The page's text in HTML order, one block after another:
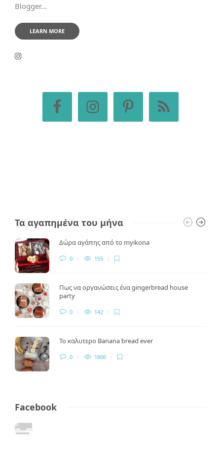
Blogger...
LEARN MORE
Τα αγαπημένα του μήνα
Δώρα αγάπης από το myikona
0 155
Πως να οργανώσεις ένα gingerbread house
party
0 142
Το καλυτερο Banana bread ever
0 1806
Facebook